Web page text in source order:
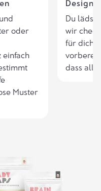
oder
einfach
Muster
Design
Du lädst
wir
für dich
dass